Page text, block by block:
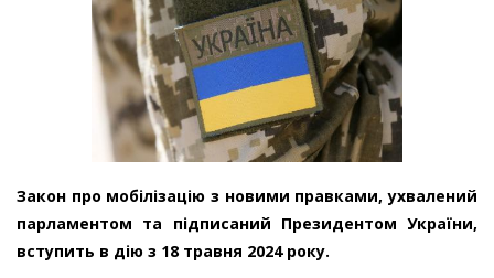
Закон про мобілізацію з новими правками, ухвалений
парламентом та підписаний Президентом України,
вступить в дію з 18 травня 2024 року.